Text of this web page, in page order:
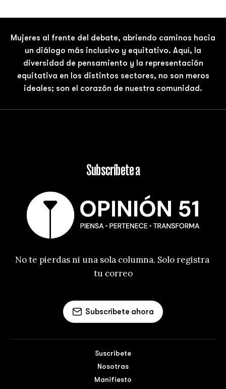
Mujeres al frente del debate, abriendo caminos hacia
un diálogo más inclusivo y equitativo. Aquí, la
diversidad de pensamiento y la representación
equitativa en los distintos sectores, no son meros
ideales; son el corazón de nuestra comunidad.
Subscríbete a
No te pierdas ni una sola columna. Solo registra
tu correo
Subscríbete ahora
Suscríbete
Nosotras
Manifiesto